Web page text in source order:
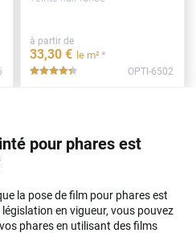
à partir de
33,30 € le m²*
***** OPTI-6502
pour phares est
la pose de film pour phares est
en vigueur, vous pouvez
phares en utilisant des films